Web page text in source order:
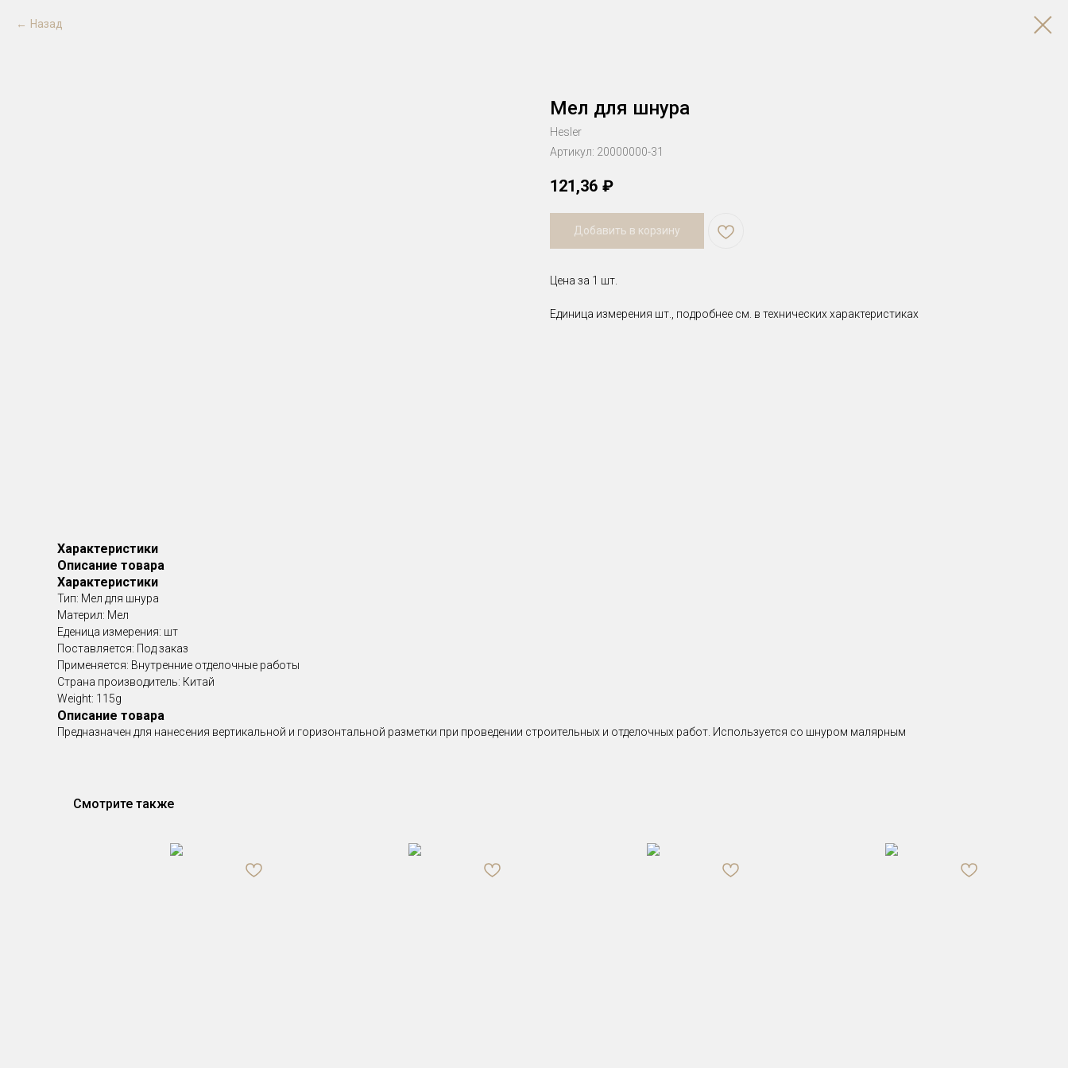
Назад
Мел для шнура
Hesler
Артикул: 20000000-31
121,36 ₽
Добавить в корзину
Цена за 1 шт.
Единица измерения шт., подробнее см. в технических характеристиках
Характеристики
Описание товара
Характеристики
Тип: Мел для шнура
Материл: Мел
Еденица измерения: шт
Поставляется: Под заказ
Применяется: Внутренние отделочные работы
Страна производитель: Китай
Weight: 115g
Описание товара
Предназначен для нанесения вертикальной и горизонтальной разметки при проведении строительных и отделочных работ. Используется со шнуром малярным
Смотрите также